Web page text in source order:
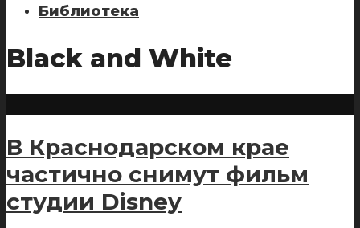
Библиотека
Black and White
В Краснодарском крае
частично снимут фильм
студии Disney